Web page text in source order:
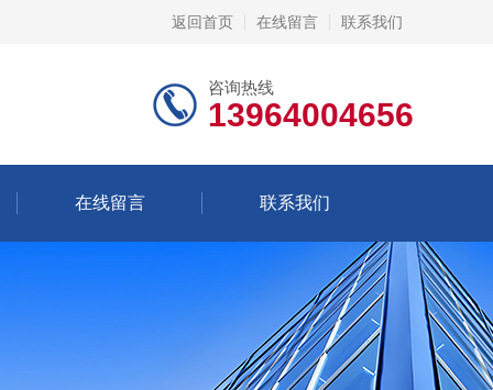
返回首页 在线留言 联系我们
咨询热线
13964004656
在线留言 联系我们